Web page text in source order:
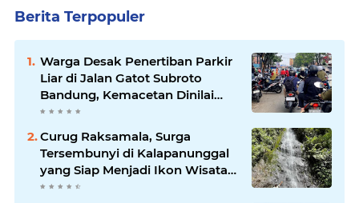
Berita Terpopuler
Warga Desak Penertiban Parkir
Liar di Jalan Gatot Subroto
Bandung, Kemacetan Dinilai
Makin Mengkhawatirkan
Curug Raksamala, Surga
Tersembunyi di Kalapanunggal
yang Siap Menjadi Ikon Wisata
Alam Baru Kabupaten